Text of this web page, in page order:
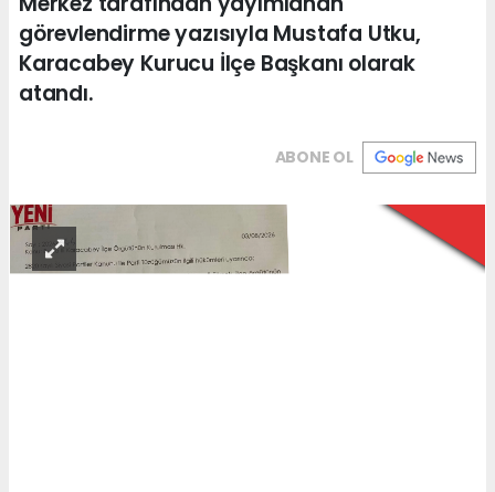
görevlendirme yazısıyla Mustafa Utku,
Karacabey Kurucu İlçe Başkanı olarak
atandı.
ABONE OL